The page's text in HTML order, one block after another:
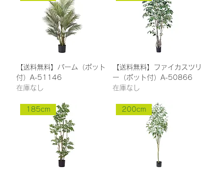
【送料無料】パーム（ポット
付）A-51146
在庫なし
【送料無料】ファイカスツリ
ー（ポット付）A-50866
在庫なし
185cm 200cm